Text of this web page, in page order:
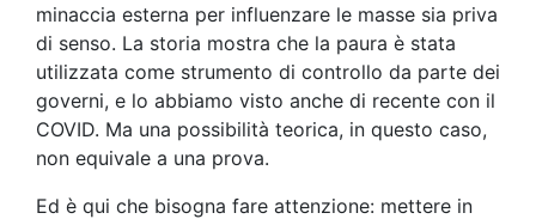
minaccia esterna per influenzare le masse sia priva
di senso. La storia mostra che la paura è stata
utilizzata come strumento di controllo da parte dei
governi, e lo abbiamo visto anche di recente con il
COVID. Ma una possibilità teorica, in questo caso,
non equivale a una prova.
Ed è qui che bisogna fare attenzione: mettere in